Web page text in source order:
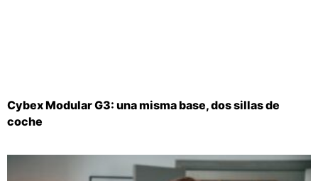
Cybex Modular G3: una misma base, dos sillas de
coche